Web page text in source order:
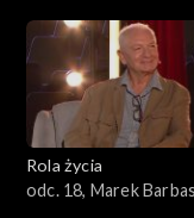
Rola życia
odc. 18, Marek